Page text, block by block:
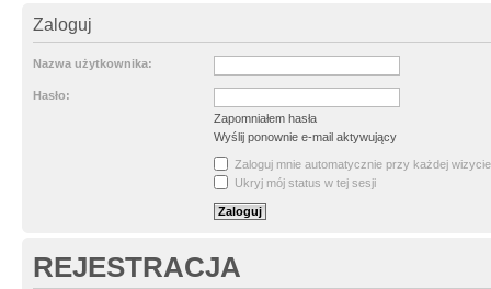
Zaloguj
Nazwa użytkownika:
Hasło:
Zapomniałem hasła
Wyślij ponownie e-mail aktywujący
Zaloguj mnie automatycznie przy każdej wizycie
Ukryj mój status w tej sesji
REJESTRACJA